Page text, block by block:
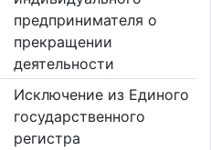
предпринимателя о
прекращении
деятельности
Исключение из Единого
государственного
регистра